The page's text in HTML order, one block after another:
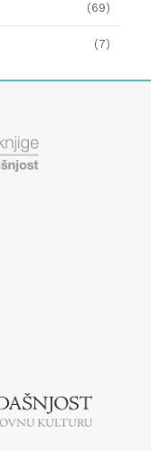
(69)
(7)